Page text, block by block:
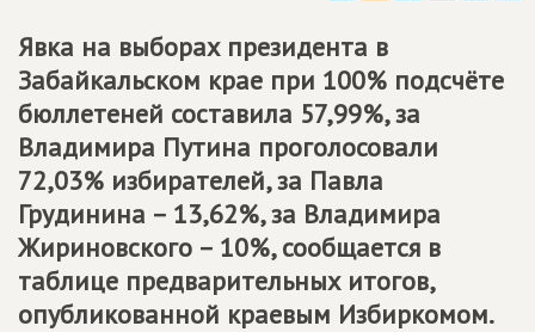
Явка на выборах президента в
Забайкальском крае при 100% подсчёте
бюллетеней составила 57,99%, за
Владимира Путина проголосовали
72,03% избирателей, за Павла
Грудинина – 13,62%, за Владимира
Жириновского – 10%, сообщается в
таблице предварительных итогов,
опубликованной краевым Избиркомом.